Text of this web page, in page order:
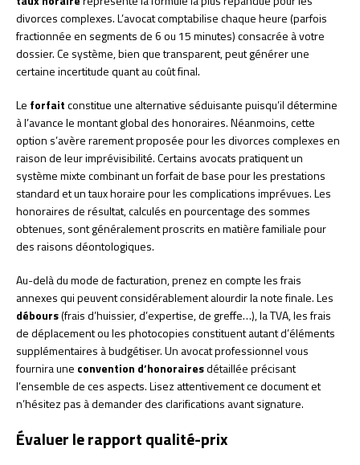
divorces complexes. L’avocat comptabilise chaque heure (parfois
fractionnée en segments de 6 ou 15 minutes) consacrée à votre
dossier. Ce système, bien que transparent, peut générer une
certaine incertitude quant au coût final.
Le forfaitconstitue une alternative séduisante puisqu’il détermine
à l’avance le montant global des honoraires. Néanmoins, cette
option s’avère rarement proposée pour les divorces complexes en
raison de leur imprévisibilité. Certains avocats pratiquent un
système mixte combinant un forfait de base pour les prestations
standard et un taux horaire pour les complications imprévues. Les
honoraires de résultat, calculés en pourcentage des sommes
obtenues, sont généralement proscrits en matière familiale pour
des raisons déontologiques.
Au-delà du mode de facturation, prenez en compte les frais
annexes qui peuvent considérablement alourdir la note finale. Les
débours(frais d’huissier, d’expertise, de greffe…), la TVA, les frais
de déplacement ou les photocopies constituent autant d’éléments
supplémentaires à budgétiser. Un avocat professionnel vous
fournira une convention d’honorairesdétaillée précisant
l’ensemble de ces aspects. Lisez attentivement ce document et
n’hésitez pas à demander des clarifications avant signature.
Évaluer le rapport qualité-prix